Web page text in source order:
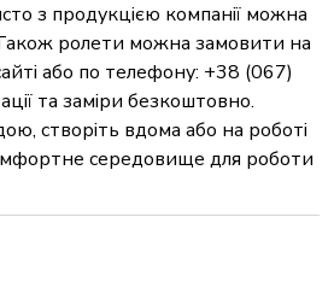
з продукцією компанії можна
ролети можна замовити на
або по телефону: +38 (067)
та заміри безкоштовно.
створіть вдома або на роботі
середовище для роботи